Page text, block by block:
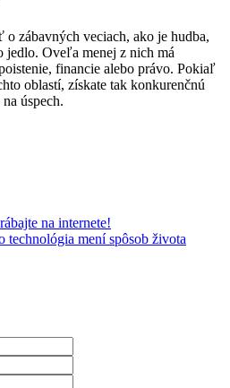
zábavných veciach, ako je hudba,
jedlo. Oveľa menej z nich má
financie alebo právo. Pokiaľ
oblastí, získate tak konkurenčnú
úspech.
na internete!
technológia mení spôsob života